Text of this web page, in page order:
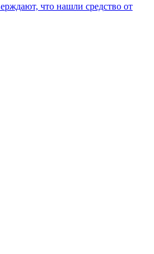
что нашли средство от